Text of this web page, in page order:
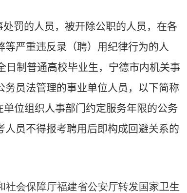
罚的人员，被开除公职的人员，在各
严重违反录（聘）用纪律行为的人
日制普通高校毕业生，宁德市内机关事
员法管理的事业单位人员，以下简称
位组织人事部门约定服务年限的公务
员不得报考聘用后即构成回避关系的
会保障厅福建省公安厅转发国家卫生